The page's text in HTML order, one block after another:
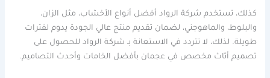
كذلك، تستخدم شركة الرواد أفضل أنواع الأخشاب، مثل الزان،
والبلوط، والماهوجني، لضمان تقديم منتج عالي الجودة يدوم لفترات
طويلة. لذلك، لا تتردد في الاستعانة بـ شركة الرواد للحصول على
تصميم أثاث مخصص في عجمان بأفضل الخامات وأحدث التصاميم.